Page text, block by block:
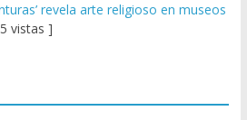
revela arte religioso en museos
vistas ]